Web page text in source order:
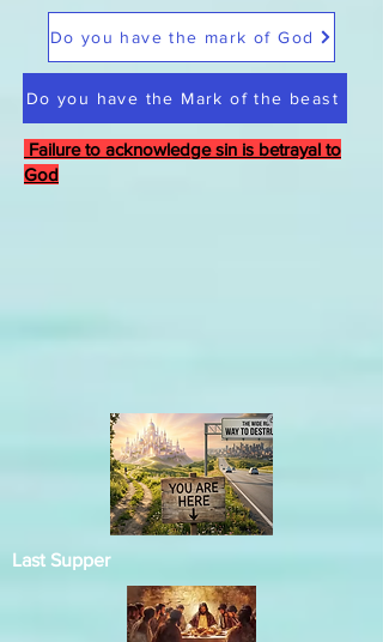
Do you have the mark of God
Do you have the Mark of the beast
Failure to acknowledge sin is betrayal to
God
Last Supper